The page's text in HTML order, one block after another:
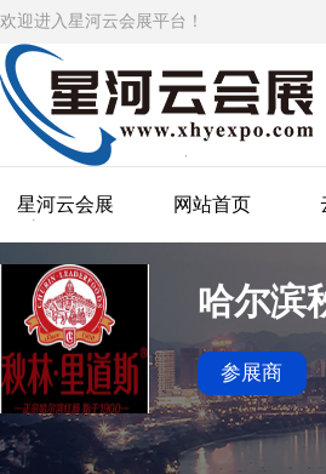
欢迎进入星河云会展平台！
星河云会展 网站首页
哈尔滨
参展商